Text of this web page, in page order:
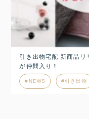
引き出物宅配 新商品
が仲間入り！
NEWS 引き出物